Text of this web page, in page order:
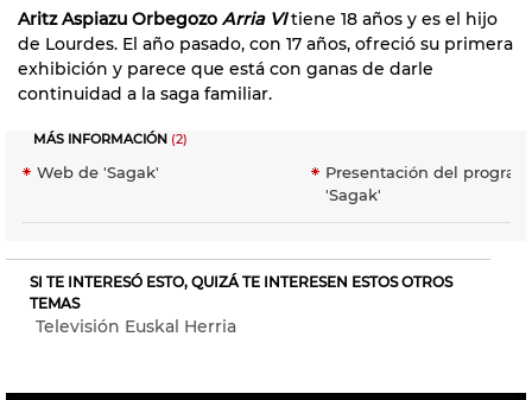
Aritz Aspiazu Orbegozo Arria VItiene 18 años y es el hijo
de Lourdes. El año pasado, con 17 años, ofreció su primera
exhibición y parece que está con ganas de darle
continuidad a la saga familiar.
MÁS INFORMACIÓN (2)
Web de 'Sagak'
Presentación del
'Sagak'
SI TE INTERESÓ ESTO, QUIZÁ TE INTERESEN ESTOS OTROS
TEMAS
Televisión Euskal Herria